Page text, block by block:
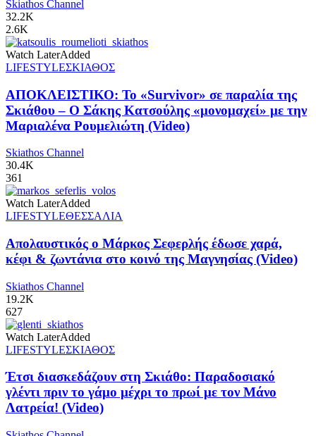
Skiathos Channel
32.2K
2.6K
Watch LaterAdded
LIFESTYLEΣΚΙΑΘΟΣ
ΑΠΟΚΛΕΙΣΤΙΚΟ: Το «Survivor» σε παραλία της
Σκιάθου – Ο Σάκης Κατσούλης «μονομαχεί» με την
Μαριαλένα Ρουμελιώτη (Video)
Skiathos Channel
30.4K
361
Watch LaterAdded
LIFESTYLEΘΕΣΣΑΛΙΑ
Απολαυστικός ο Μάρκος Σεφερλής έδωσε χαρά,
κέφι & ζωντάνια στο κοινό της Μαγνησίας (Video)
Skiathos Channel
19.2K
627
Watch LaterAdded
LIFESTYLEΣΚΙΑΘΟΣ
Έτσι διασκεδάζουν στη Σκιάθο: Παραδοσιακό
γλέντι πριν το γάμο μέχρι το πρωί με τον Μάνο
Λατρεία! (Video)